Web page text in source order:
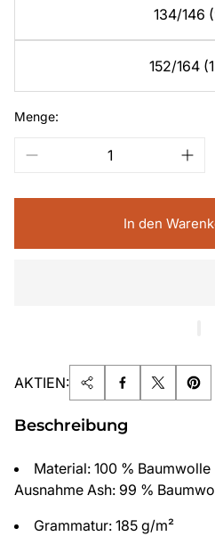
134/146
152/164
Menge:
In den
AKTIEN:
Beschreibung
Material: 100 %
Ausnahme Ash: 99 %
Grammatur: 185 g/m²